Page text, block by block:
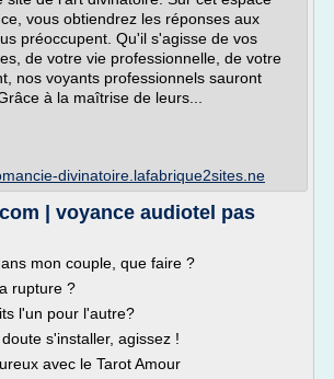
vous obtiendrez les réponses aux
préoccupent. Qu'il s'agisse de vos
de votre vie professionnelle, de votre
nos voyants professionnels sauront
à la maîtrise de leurs...
divinatoire.lafabrique2sites.ne
| voyance audiotel pas
mon couple, que faire ?
rupture ?
l'un pour l'autre?
s'installer, agissez !
avec le Tarot Amour